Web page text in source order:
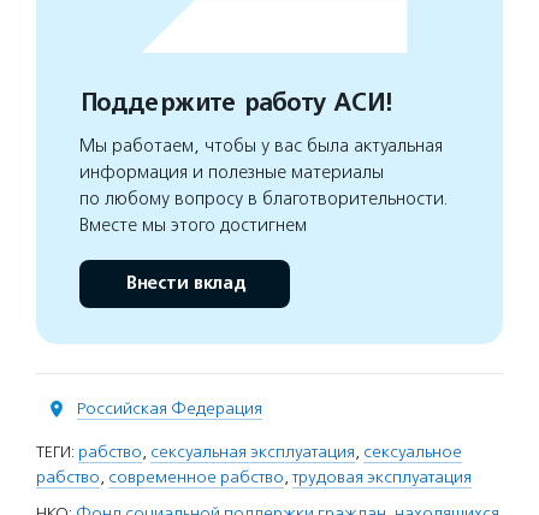
Поддержите работу АСИ!
Мы работаем, чтобы у вас была актуальная
информация и полезные материалы
по любому вопросу в благотворительности.
Вместе мы этого достигнем
Внести вклад
Российская Федерация
ТЕГИ: рабство, сексуальная эксплуатация, сексуальное
рабство, современное рабство,трудовая эксплуатация